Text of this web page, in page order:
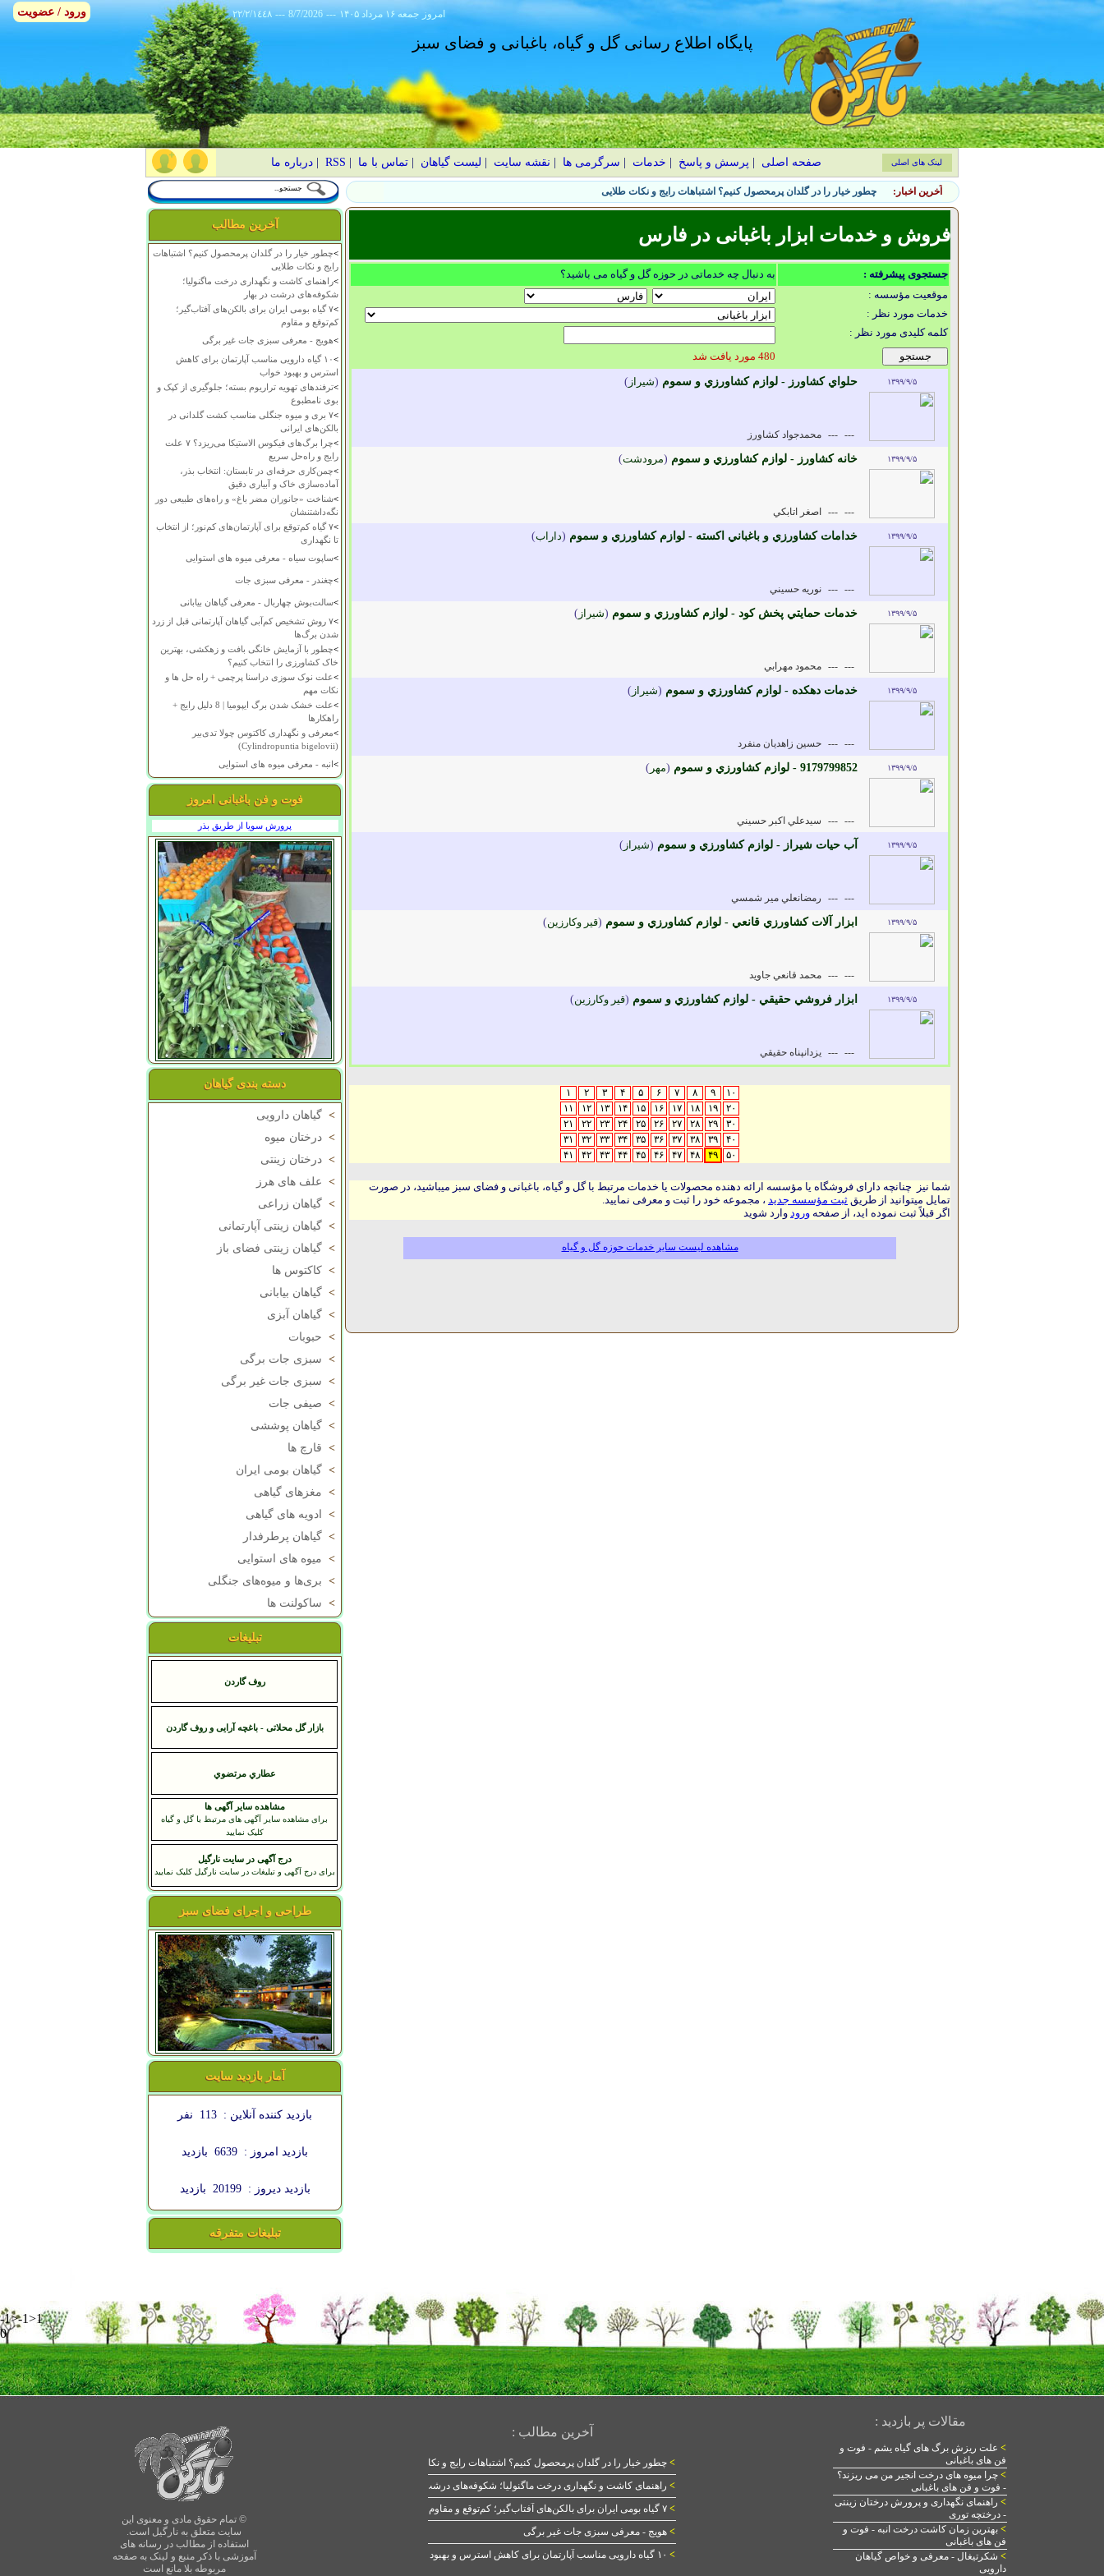
٢٢/٢/١٤٤٨ --- 8/7/2026 --- ۱۴۰۵ جمعه ۱۶ مرداد امروز
پایگاه اطلاع رسانی گل و گیاه، باغبانی و فضای سبز
صفحه اصلی پرسش و پاسخ خدمات سرگرمی ها نقشه سایت لیست گیاهان |تماس با ما RSS
|درباره ما لینک های اصلی
آخرین اخبار: چطور خیار را در گلدان پرمحصول کنیم؟ اشتباهات رایج و نکات طلایی
آخرین مطالب
>چطور خیار را در گلدان پرمحصول کنیم؟ اشتباهات
رایج و نکات طلایی
>راهنمای کاشت و نگهداری درخت ماگنولیا؛
شکوفه‌های درشت در بهار
>
۷ گیاه بومی ایران برای بالکن‌های آفتاب‌گیر؛
کم‌توقع و مقاوم
>هویج - معرفی سبزی جات غیر برگی
>
۱۰ گیاه دارویی مناسب آپارتمان برای کاهش
استرس و بهبود خواب
>ترفندهای تهویه تراریوم بسته؛ جلوگیری از کپک و
بوی نامطبوع
>
۷ بری و میوه جنگلی مناسب کشت گلدانی در
بالکن‌های ایرانی
>
چرا برگ‌های فیکوس الاستیکا می‌ریزد؟ ۷ علت
رایج و راه‌حل سریع
>چمن‌کاری حرفه‌ای در تابستان: انتخاب بذر،
آماده‌سازی خاک و آبیاری دقیق
>شناخت «جانوران مضر باغ» و راه‌های طبیعی دور
نگه‌داشتنشان
>
۷ گیاه کم‌توقع برای آپارتمان‌های کم‌نور؛ از انتخاب
تا نگهداری
>ساپوت سیاه - معرفی میوه های استوایی
>چغندر - معرفی سبزی جات
>سالت‌بوش چهاربال - معرفی گیاهان بیابانی
>
۷ روش تشخیص کم‌آبی گیاهان آپارتمانی قبل از زرد
شدن برگ‌ها
>چطور با آزمایش خانگی بافت و زهکشی، بهترین
خاک کشاورزی را انتخاب کنیم؟
>علت نوک سوزی دراسنا پرچمی + راه حل ها و
نکات مهم
>
علت خشک شدن برگ ایپومیا | 8 دلیل رایج +
راهکارها
>معرفی و نگهداری کاکتوس چولا تدی‌بیر
(Cylindropuntia bigelovii)
>انبه - معرفی میوه های استوایی
فوت و فن باغبانی امروز
پرورش سویا از طریق بذر
دسته بندی گیاهان
> گیاهان دارویی
> درختان میوه
> درختان زینتی
> علف های هرز
> گیاهان زراعی
> گیاهان زینتی آپارتمانی
> گیاهان زینتی فضای باز
> کاکتوس ها
> گیاهان بیابانی
> گیاهان آبزی
> حبوبات
> سبزی جات برگی
> سبزی جات غیر برگی
> صیفی جات
> گیاهان پوششی
> قارچ ها
> گیاهان بومی ایران
> مغزهای گیاهی
>
ادویه های گیاهی
> گیاهان پرطرفدار
> میوه های استوایی
> بری‌ها و میوه‌های جنگلی
> ساکولنت ها
تبلیغات
روف گاردن
بازار گل محلاتی - باغچه آرایی و روف گاردن
عطاري مرتضوي
مشاهده سایر آگهی ها
برای مشاهده سایر آگهی های مرتبط با گل و گیاه
کلیک نمایید
درج آگهی در سایت نارگیل
برای درج آگهی و تبلیغات در سایت نارگیل کلیک نمایید
طراحی و اجرای فضای سبز
آمار بازدید سایت
بازدید کننده آنلاین : 113 نفر
بازدید امروز : 6639 بازدید
بازدید دیروز : 20199 بازدید
تبلیغات متفرقه
فروش و خدمات ابزار باغبانی در فارس
جستجوی پیشرفته :
به دنبال چه خدماتی در حوزه گل و گیاه می باشید؟
موقعیت مؤسسه :
خدمات مورد نظر :
کلمه کلیدی مورد نظر :
480 مورد یافت شد
۱۳۹۹/۹/۵ حلواي کشاورز - لوازم کشاورزي و سموم (شيراز )
---
--- محمدجواد کشاورز
۱۳۹۹/۹/۵ خانه کشاورز - لوازم کشاورزي و سموم (مرودشت)
---
--- اصغر اتابکي
۱۳۹۹/۹/۵ خدامات کشاورزي و باغباني اکسته - لوازم کشاورزي و سموم (داراب)
---
--- نوريه حسيني
۱۳۹۹/۹/۵ خدمات حمايتي پخش کود - لوازم کشاورزي و سموم (شيراز )
---
--- محمود مهرابي
۱۳۹۹/۹/۵ خدمات دهکده - لوازم کشاورزي و سموم (شيراز )
---
--- حسين زاهديان منفرد
۱۳۹۹/۹/۵ 9179799852 - لوازم کشاورزي و سموم (مهر )
---
--- سيدعلي اکبر حسيني
۱۳۹۹/۹/۵ آب حيات شيراز - لوازم کشاورزي و سموم (شيراز )
---
--- رمضانعلي مير شمسي
۱۳۹۹/۹/۵ ابزار آلات کشاورزي قانعي - لوازم کشاورزي و سموم (قير وکارزين)
---
--- محمد قانعي جاويد
۱۳۹۹/۹/۵ ابزار فروشي حقيقي - لوازم کشاورزي و سموم (قير وکارزين)
---
--- يزدانپناه حقيقي
۱ ۲ ۳ ۴ ۵ ۶ ۷ ۸ ۹
۱۰
۱۱
۱۲ ۱۳ ۱۴ ۱۵ ۱۶ ۱۷ ۱۸ ۱۹
۲۰
۲۱
۲۲ ۲۳ ۲۴ ۲۵ ۲۶ ۲۷ ۲۸ ۲۹
۳۰
۳۱
۳۲ ۳۳ ۳۴ ۳۵ ۳۶ ۳۷ ۳۸ ۳۹
۴۰
۴۱
۴۲ ۴۳ ۴۴ ۴۵ ۴۶ ۴۷ ۴۸ ۴۹ ۵۰
شما نیز چنانچه دارای فروشگاه یا مؤسسه ارائه دهنده محصولات یا خدمات مرتبط با گل و گیاه، باغبانی و فضای سبز میباشید، در صورت
تمایل میتوانید از طریق ثبت مؤسسه جدید ، مجموعه خود را ثبت و معرفی نمایید.
اگر قبلاً ثبت نموده اید، از صفحه ورود وارد شوید
مشاهده لیست سایر خدمات حوزه گل و گیاه
-1>-1>1
0
© تمام حقوق مادی و معنوی این
سایت متعلق به نارگیل است.
استفاده از مطالب در رسانه های
آموزشی با ذکر منبع و لینک به صفحه
مربوطه بلا مانع است
آخرین مطالب :
> چطور خیار را در گلدان پرمحصول کنیم؟ اشتباهات رایج و نکات طلایی
> راهنمای کاشت و نگهداری درخت ماگنولیا؛ شکوفه‌های درشت در بهار
> ۷ گیاه بومی ایران برای بالکن‌های آفتاب‌گیر؛ کم‌توقع و مقاوم
> هویج - معرفی سبزی جات غیر برگی
> ۱۰ گیاه دارویی مناسب آپارتمان برای کاهش استرس و بهبود خواب
مقالات پر بازدید :
> علت ریزش برگ های گیاه یشم - فوت و
فن های باغبانی
> چرا میوه های درخت انجیر من می ریزند؟
- فوت و فن های باغبانی
> راهنمای نگهداری و پرورش درختان زینتی
- درختچه توری
> بهترین زمان کاشت درخت انبه - فوت و
فن های باغبانی
> شکرتیغال - معرفی و خواص گیاهان
دارویی
ورود / عضویت